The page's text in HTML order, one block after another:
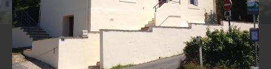
Surface
Surface
Pièces
Pièces